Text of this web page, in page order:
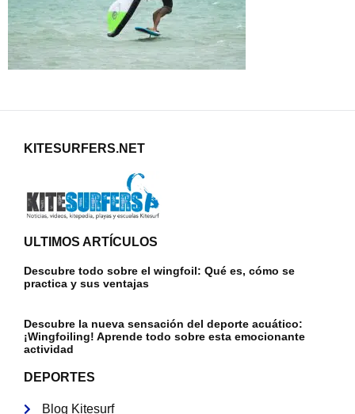
KITESURFERS.NET
ULTIMOS ARTÍCULOS
Descubre todo sobre el wingfoil: Qué es, cómo se
practica y sus ventajas
Descubre la nueva sensación del deporte acuático:
¡Wingfoiling! Aprende todo sobre esta emocionante
actividad
DEPORTES
Blog Kitesurf